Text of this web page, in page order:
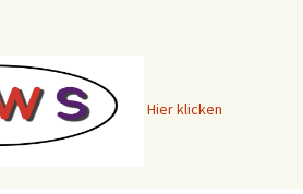
Hier klicken